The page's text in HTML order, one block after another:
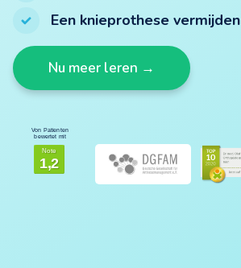
Een knieprothese vermijden
Nu meer leren →
Von Patienten
bewertet mit
Note
1,2